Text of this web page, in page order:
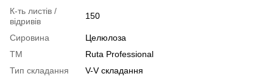
К-ть листів /
відривів
150
Сировина
Целюлоза
ТМ
Ruta Professional
Тип складання
V-V складання